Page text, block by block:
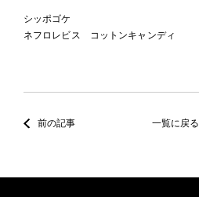
シッポゴケ
ネフロレビス コットンキャンディ
前の記事 一覧に戻る